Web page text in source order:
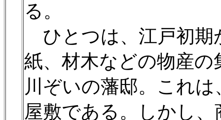
る。
ひとつは、江戸初期
紙、材木などの物産
川ぞいの藩邸。これ
屋敷である。しかし